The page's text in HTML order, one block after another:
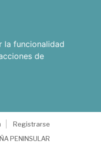
la funcionalidad
de
Registrarse
PENINSULAR